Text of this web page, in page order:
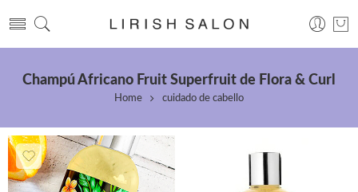
Champú Africano Fruit Superfruit de Flora & Curl
Home cuidado de cabello